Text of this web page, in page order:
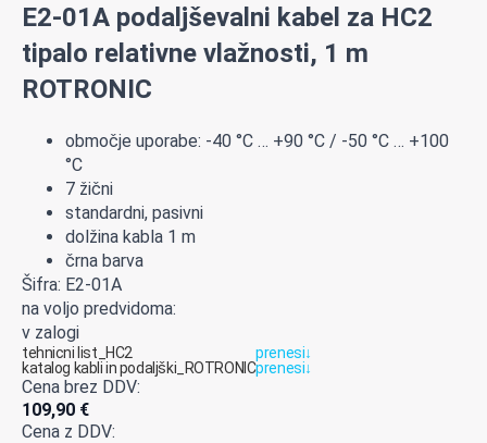
E2-01A podaljševalni kabel za HC2
tipalo relativne vlažnosti, 1 m
ROTRONIC
območje uporabe: -40 °C … +90 °C / -50 °C … +100
°C
7 žični
standardni, pasivni
dolžina kabla 1 m
črna barva
Šifra: E2-01A
na voljo predvidoma:
v zalogi
tehnicni list_HC2 prenesi↓
katalog kabli in podaljški_ROTRONICprenesi↓
Cena brez DDV:
109,90 €
Cena z DDV: